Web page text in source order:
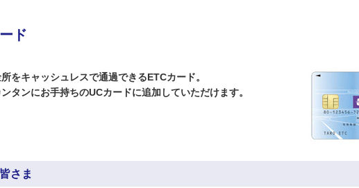
ド
をキャッシュレスで通過できるETCカード。
タンにお手持ちのUCカードに追加していただけます。
さま